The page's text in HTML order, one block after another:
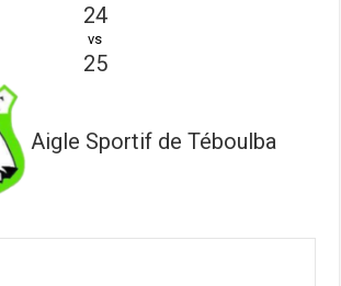
24
vs
25
Aigle Sportif de Téboulba